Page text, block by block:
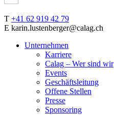
T +41 62 919 42 79
E karin.lustenberger@calag.ch
Unternehmen
Karriere
Calag – Wer sind wir
Events
Geschäftsleitung
Offene Stellen
Presse
Sponsoring